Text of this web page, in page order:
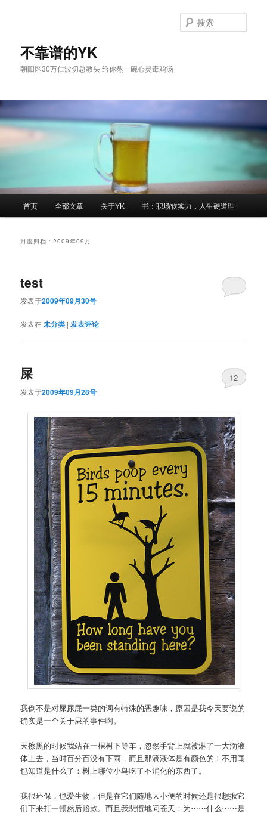
不靠谱的YK
朝阳区30万仁波切总教头 给你熬一碗心灵毒鸡汤
索
首页 全部文章 关于YK 书：职场软实力，人生硬道理
月度归档：2009年09月
test
发表于2009年09月30号
发表在未分类 | 发表评论
屎
发表于2009年09月28号
12
我倒不是对屎尿屁一类的词有特殊的恶趣味，原因是我今天要说的
确实是一个关于屎的事件啊。
天擦黑的时候我站在一棵树下等车，忽然手背上就被淋了一大滴液
体上去，当时百分百没有下雨，而且那滴液体是有颜色的！不用闻
也知道是什么了：树上哪位小鸟吃了不消化的东西了。
我很环保，也爱生物，但是在它们随地大小便的时候还是很想揪它
们下来打一顿然后赔款。而且我悲愤地问苍天：为⋯⋯什么⋯⋯是